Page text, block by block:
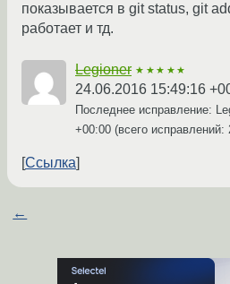
показывается в git status, git
работает и тд.
Legioner ★★★★★
24.06.2016 15:49:16
Последнее исправление:
+00:00 (всего исправлений:
Ссылка
←